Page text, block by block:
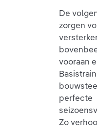
De
zorgen
vooraan
perfecte
Zo